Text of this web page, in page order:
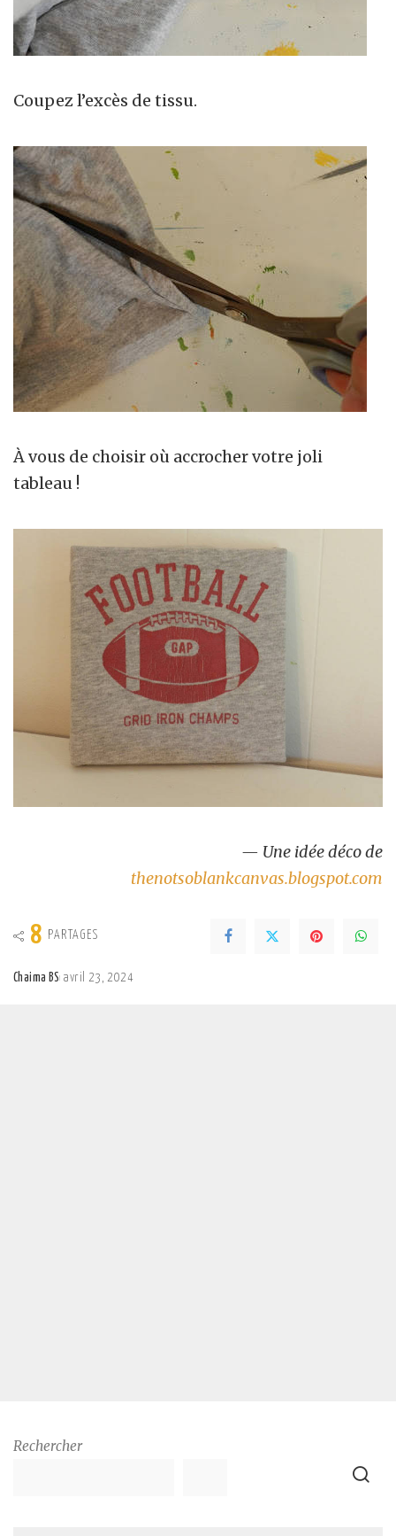
Coupez l’excès de tissu.
À vous de choisir où accrocher votre joli
tableau !
— Une idée déco de
thenotsoblankcanvas.blogspot.com
8 PARTAGES
Chaima BS avril 23, 2024
Rechercher